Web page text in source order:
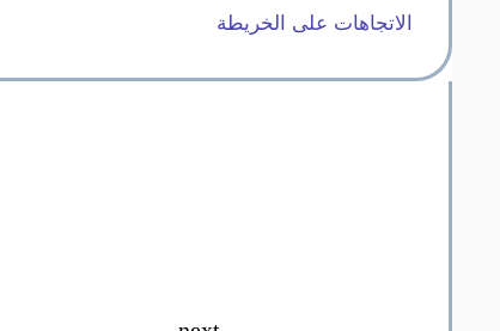
الاتجاهات على الخريطة